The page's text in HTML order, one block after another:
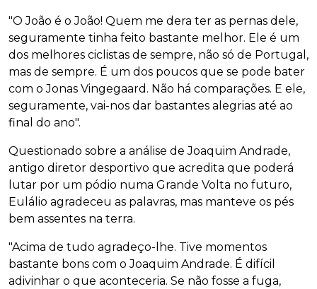
"O João é o João! Quem me dera ter as pernas dele,
seguramente tinha feito bastante melhor. Ele é um
dos melhores ciclistas de sempre, não só de Portugal,
mas de sempre. É um dos poucos que se pode bater
com o Jonas Vingegaard. Não há comparações. E ele,
seguramente, vai-nos dar bastantes alegrias até ao
final do ano".
Questionado sobre a análise de Joaquim Andrade,
antigo diretor desportivo que acredita que poderá
lutar por um pódio numa Grande Volta no futuro,
Eulálio agradeceu as palavras, mas manteve os pés
bem assentes na terra.
"Acima de tudo agradeço-lhe. Tive momentos
bastante bons com o Joaquim Andrade. É difícil
adivinhar o que aconteceria. Se não fosse a fuga,